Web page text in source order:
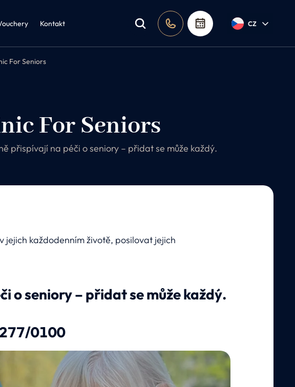
Kontakt
FAQ a poradna CZ
For Seniors
For Seniors
přispívají na péči o seniory – přidat se může každý.
jejich každodenním životě, posilovat jejich
o seniory – přidat se může každý.
0100